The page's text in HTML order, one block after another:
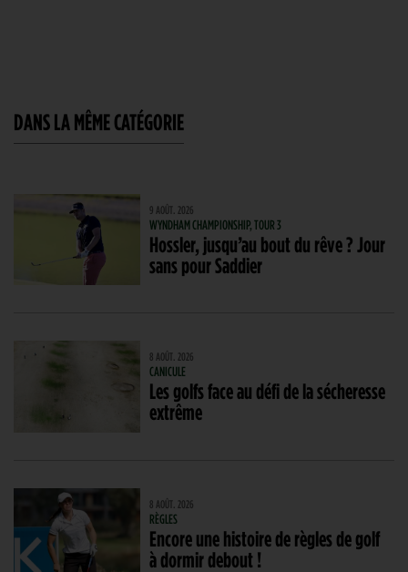
DANS LA MÊME CATÉGORIE
9 AOÛT. 2026
WYNDHAM CHAMPIONSHIP, TOUR 3
Hossler, jusqu’au bout du rêve ? Jour
sans pour Saddier
8 AOÛT. 2026
CANICULE
Les golfs face au défi de la sécheresse
extrême
8 AOÛT. 2026
RÈGLES
Encore une histoire de règles de golf
à dormir debout !